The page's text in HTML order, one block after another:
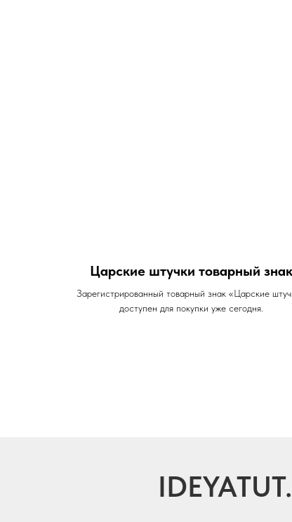
Царские штучки товарный знак
Зарегистрированный товарный знак «Царские
доступен для покупки уже сегодня.